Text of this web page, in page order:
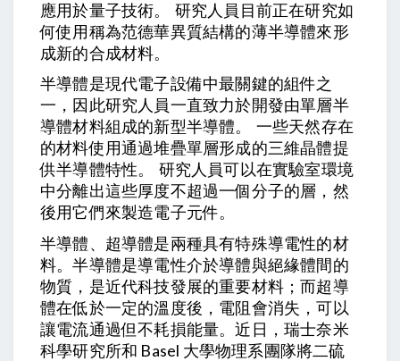
應用於量子技術。 研究人員目前正在研究如
何使用稱為范德華異質結構的薄半導體來形
成新的合成材料。
半導體是現代電子設備中最關鍵的組件之
一，因此研究人員一直致力於開發由單層半
導體材料組成的新型半導體。 一些天然存在
的材料使用通過堆疊單層形成的三維晶體提
供半導體特性。 研究人員可以在實驗室環境
中分離出這些厚度不超過一個分子的層，然
後用它們來製造電子元件。
半導體、超導體是兩種具有特殊導電性的材
料。半導體是導電性介於導體與絕緣體間的
物質，是近代科技發展的重要材料；而超導
體在低於一定的溫度後，電阻會消失，可以
讓電流通過但不耗損能量。近日，瑞士奈米
科學研究所和 Basel 大學物理系團隊將二硫